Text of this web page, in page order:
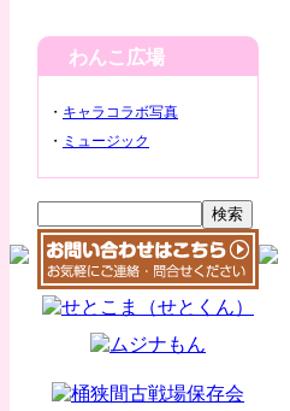
わんこ広場
・ キャラコラボ写真
・ ミュージック